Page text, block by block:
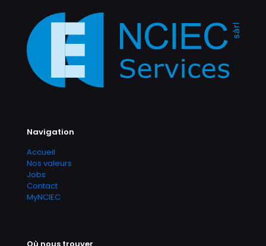
Navigation
Accueil
Nos valeurs
Jobs
Contact
MyNCIEC